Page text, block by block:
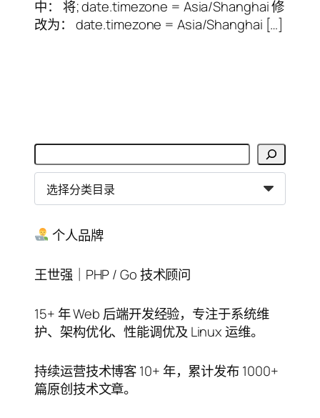
中： 将; date.timezone = Asia/Shanghai 修
改为： date.timezone = Asia/Shanghai […]
搜
索
分
录 个人品牌
王世强｜PHP / Go 技术顾问
15+ 年 Web 后端开发经验，专注于系统维
护、架构优化、性能调优及 Linux 运维。
持续运营技术博客 10+ 年，累计发布 1000+
篇原创技术文章。